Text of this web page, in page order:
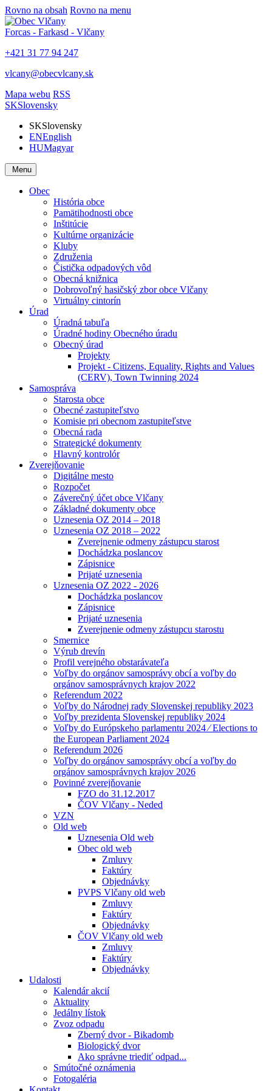
Rovno na obsah Rovno na menu
Forcas - Farkasd - Vlčany
+421 31 77 94 247
vlcany@obecvlcany.sk
Mapa webu RSS
SKSlovensky
SKSlovensky
ENEnglish
HUMagyar
Menu
Obec
História obce
Pamätihodnosti obce
Inštitúcie
Kultúrne organizácie
Kluby
Združenia
Čistička odpadových vôd
Obecná knižnica
Dobrovoľný hasičský zbor obce Vlčany
Virtuálny cintorín
Úrad
Úradná tabuľa
Úradné hodiny Obecného úradu
Obecný úrad
Projekty
Projekt - Citizens, Equality, Rights and Values
(CERV), Town Twinning 2024
Samospráva
Starosta obce
Obecné zastupiteľstvo
Komisie pri obecnom zastupiteľstve
Obecná rada
Strategické dokumenty
Hlavný kontrolór
Zverejňovanie
Digitálne mesto
Rozpočet
Záverečný účet obce Vlčany
Základné dokumenty obce
Uznesenia OZ 2014 – 2018
Uznesenia OZ 2018 – 2022
Zverejnenie odmeny zástupcu starost
Dochádzka poslancov
Zápisnice
Prijaté uznesenia
Uznesenia OZ 2022 - 2026
Dochádzka poslancov
Zápisnice
Prijaté uznesenia
Zverejnenie odmeny zástupcu starostu
Smernice
Výrub drevín
Profil verejného obstarávateľa
Voľby do orgánov samosprávy obcí a voľby do
orgánov samosprávnych krajov 2022
Referendum 2022
Voľby do Národnej rady Slovenskej republiky 2023
Voľby prezidenta Slovenskej republiky 2024
Voľby do Európskeho parlamentu 2024 ⁄ Elections to
the European Parliament 2024
Referendum 2026
Voľby do orgánov samosprávy obcí a voľby do
orgánov samosprávnych krajov 2026
Povinné zverejňovanie
FZO do 31.12.2017
ČOV Vlčany - Neded
VZN
Old web
Uznesenia Old web
Obec old web
Zmluvy
Faktúry
Objednávky
PVPS Vlčany old web
Zmluvy
Faktúry
Objednávky
ČOV Vlčany old web
Zmluvy
Faktúry
Objednávky
Udalosti
Kalendár akcií
Aktuality
Jedálny lístok
Zvoz odpadu
Zberný dvor - Bikadomb
Biologický dvor
Ako správne triediť odpad...
Smútočné oznámenia
Fotogaléria